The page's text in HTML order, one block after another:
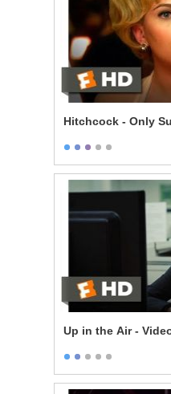
Hitchcock - Only
Up in the Air -